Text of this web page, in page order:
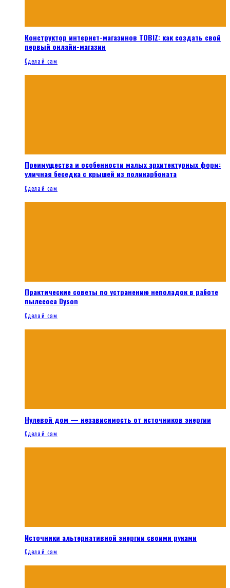
Конструктор интернет-магазинов TOBIZ: как создать свой
первый онлайн-магазин
Сделай сам
Преимущества и особенности малых архитектурных форм:
уличная беседка с крышей из поликарбоната
Сделай сам
Практические советы по устранению неполадок в работе
пылесоса Dyson
Сделай сам
Нулевой дом — независимость от источников энергии
Сделай сам
Источники альтернативной энергии своими руками
Сделай сам